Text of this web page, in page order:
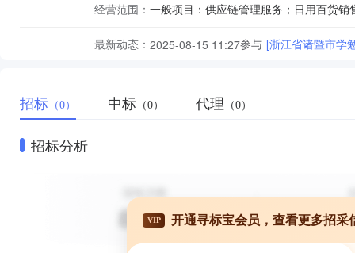
经营范围：
最新动态： 2025-08-15 11:27参与 [浙江省诸暨市学
招标 （0） 中标 （0） 代理 （0）
招标分析
VIP 开通寻标宝会员，查看更多招采